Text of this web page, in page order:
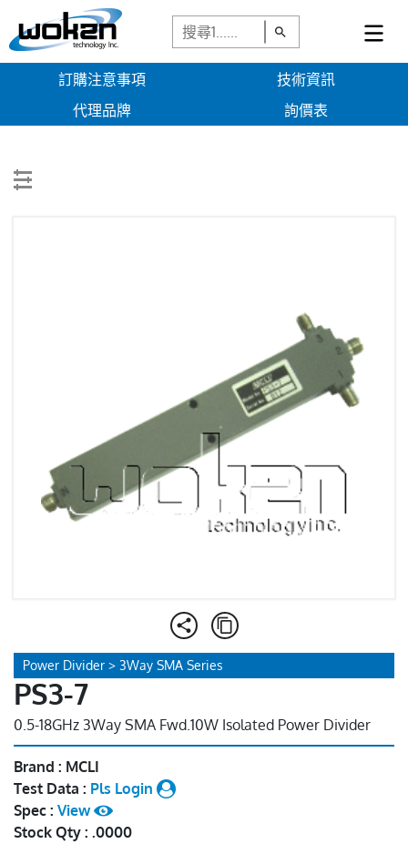
訂購注意事項
技術資訊
代理品牌
詢價表
Power Divider > 3Way SMA Series
PS3-7
0.5-18GHz 3Way SMA Fwd.10W Isolated Power Divider
Brand : MCLI
Test Data : Pls Login
Spec : View
Stock Qty : .0000